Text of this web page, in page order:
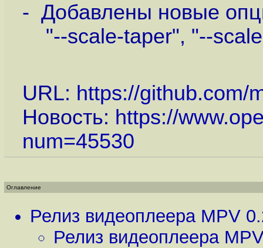
- Добавлены новые
"--scale-taper", "--
URL: https://github.com/
Новость: https://
num=45530
Оглавление
Релиз видеоплеера MPV
Релиз видеоплеера